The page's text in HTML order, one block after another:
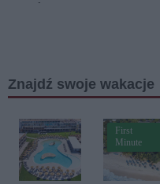
Znajdź swoje wakacje
First
Minute